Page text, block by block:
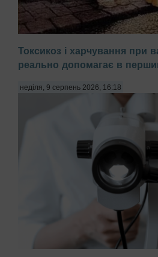
Здатність нашого мозку
зображення може чимало
характер та особливості мислення.
виступають у ролі своєрідного
наші внутрішні установки та
Токсикоз і харчування при
реально допомагає в
неділя, 9 серпень 2026, 16:18